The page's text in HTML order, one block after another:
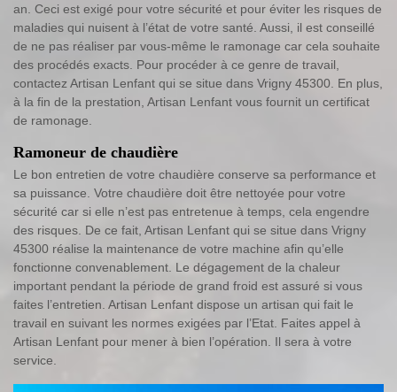
an. Ceci est exigé pour votre sécurité et pour éviter les risques de
maladies qui nuisent à l’état de votre santé. Aussi, il est conseillé
de ne pas réaliser par vous-même le ramonage car cela souhaite
des procédés exacts. Pour procéder à ce genre de travail,
contactez Artisan Lenfant qui se situe dans Vrigny 45300. En plus,
à la fin de la prestation, Artisan Lenfant vous fournit un certificat
de ramonage.
Ramoneur de chaudière
Le bon entretien de votre chaudière conserve sa performance et
sa puissance. Votre chaudière doit être nettoyée pour votre
sécurité car si elle n’est pas entretenue à temps, cela engendre
des risques. De ce fait, Artisan Lenfant qui se situe dans Vrigny
45300 réalise la maintenance de votre machine afin qu’elle
fonctionne convenablement. Le dégagement de la chaleur
important pendant la période de grand froid est assuré si vous
faites l’entretien. Artisan Lenfant dispose un artisan qui fait le
travail en suivant les normes exigées par l’Etat. Faites appel à
Artisan Lenfant pour mener à bien l’opération. Il sera à votre
service.